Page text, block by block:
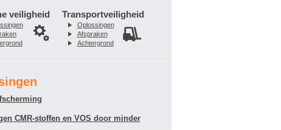
veiligheid Transportveiligheid
Oplossingen
Afspraken
Achtergrond
CMR-stoffen en VOS door minder